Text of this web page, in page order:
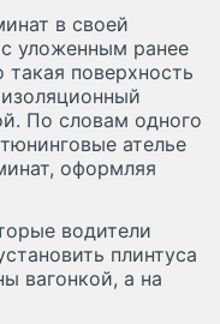
в своей
уложенным ранее
поверхность
По словам одного
ателье
оформляя
водители
плинтуса
вагонкой, а на